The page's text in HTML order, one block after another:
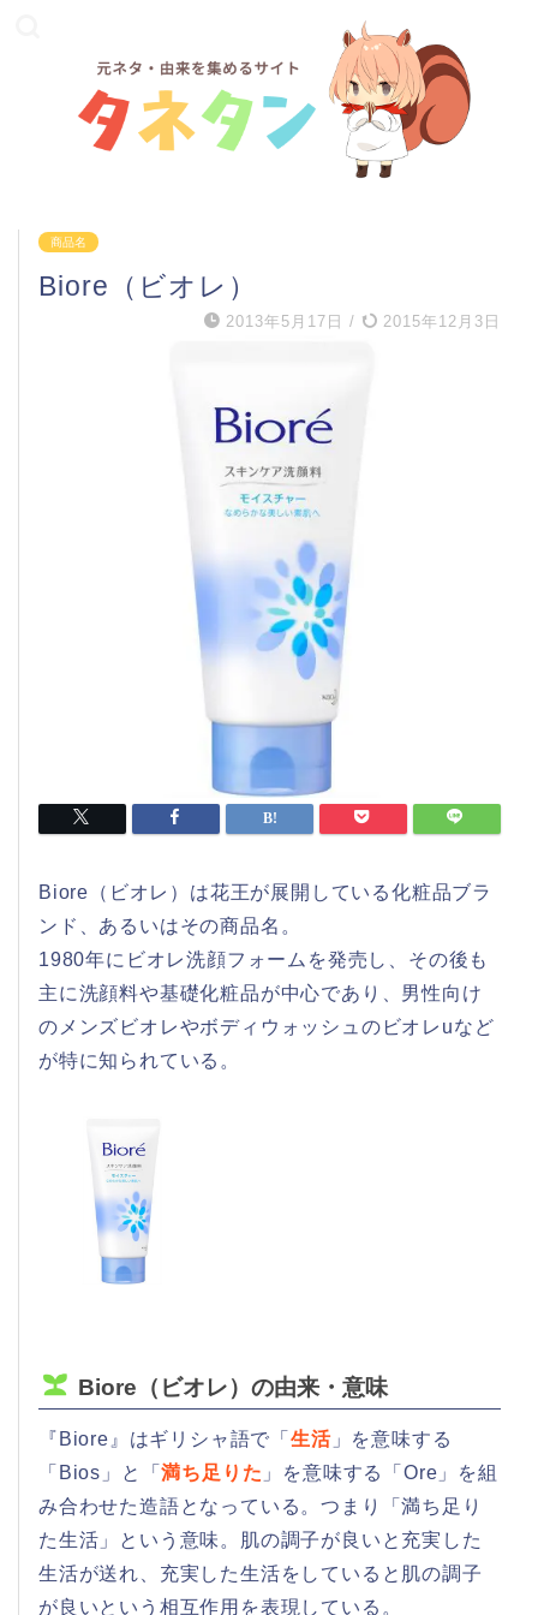
商品名
Biore（ビオレ）
2013年5月17日 / 2015年12月3日
Biore（ビオレ）は花王が展開している化粧品ブラ
ンド、あるいはその商品名。
1980年にビオレ洗顔フォームを発売し、その後も
主に洗顔料や基礎化粧品が中心であり、男性向け
のメンズビオレやボディウォッシュのビオレuなど
が特に知られている。
Biore（ビオレ）の由来・意味
『Biore』はギリシャ語で「 生活」を意味する
「Bios」と「満ち足りた 」を意味する「Ore」を組
み合わせた造語となっている。つまり「満ち足り
た生活」という意味。肌の調子が良いと充実した
生活が送れ、充実した生活をしていると肌の調子
が良いという相互作用を表現している。